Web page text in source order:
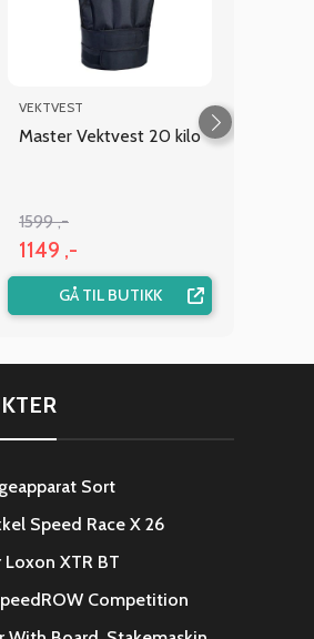
VEKTVEST
Master Vektvest 20 kilo
1599 ,-
1149 ,-
GÅ TIL BUTIKK
Sort
Speed Race X 26
XTR BT
Competition